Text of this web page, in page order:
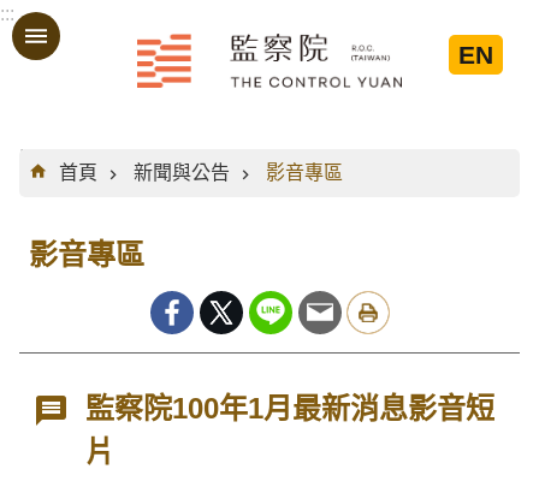
跳到主要內容區塊
:::
EN
:::
首頁
新聞與公告 影音專區
影音專區
監察院100年1月最新消息影音短
片